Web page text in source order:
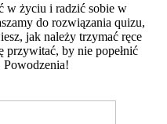
w życiu i radzić sobie w
do rozwiązania quizu,
jak należy trzymać ręce
przywitać, by nie popełnić
Powodzenia!